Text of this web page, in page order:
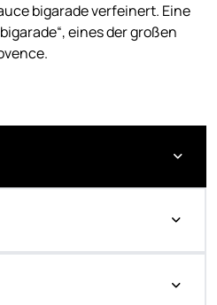
bigarade verfeinert. Eine
eines der großen